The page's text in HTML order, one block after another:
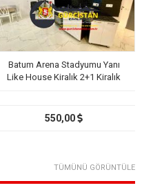
Batum Arena Stadyumu Yanı
Like House Kiralık 2+1 Kiralık
550,00
TÜMÜNÜ GÖRÜNTÜLE